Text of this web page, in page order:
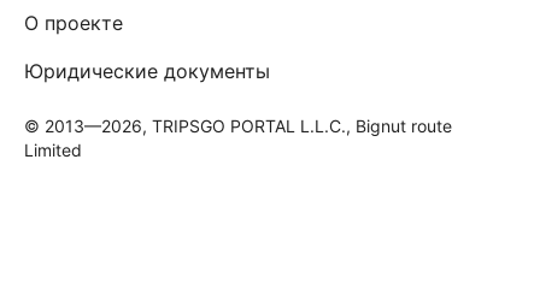
О проекте
Юридические документы
© 2013—2026, TRIPSGO PORTAL L.L.C., Bignut route
Limited